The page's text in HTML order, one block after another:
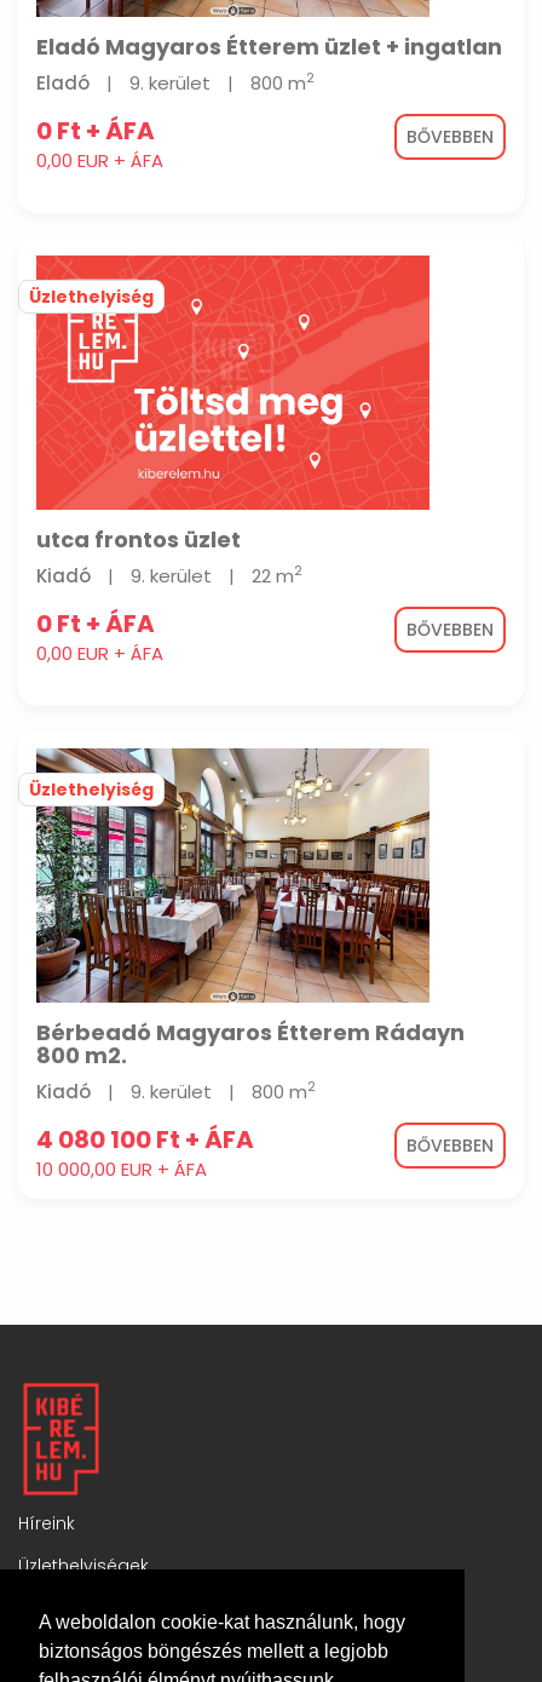
A weboldalon cookie-kat használunk, hogy
biztonságos böngészés mellett a legjobb
Eladó Magyaros Étterem üzlet + ingatlan
Eladó | 9. kerület | 800 m2
0 Ft + ÁFA
0,00 EUR + ÁFA
BŐVEBBEN
Üzlethelyiség
utca frontos üzlet
Kiadó | 9. kerület | 22 m2
0 Ft + ÁFA
0,00 EUR + ÁFA
BŐVEBBEN
Üzlethelyiség
Bérbeadó Magyaros Étterem Rádayn
800 m2.
Kiadó | 9. kerület | 800 m2
4 080 100 Ft + ÁFA
10 000,00 EUR + ÁFA
BŐVEBBEN
Híreink
Üzlethelyiségek
Általános szerződési feltételek